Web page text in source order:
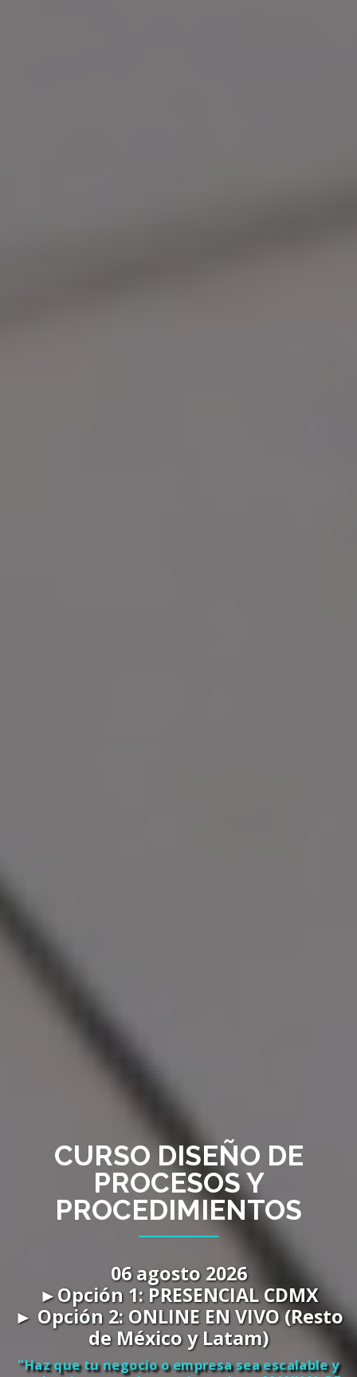
CURSO DISEÑO DE
PROCESOS Y
PROCEDIMIENTOS
06 agosto 2026
►Opción 1: PRESENCIAL CDMX
► Opción 2: ONLINE EN VIVO (Resto
de México y Latam)
"Haz que tu negocio o empresa sea escalable y